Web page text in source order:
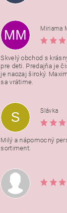
Vložením
podmienkami
MM
Miriama
Skvelý obchod s
pre deti. Predajňa je
je naozaj široký.
sa vrátime.
S
Slávka
Milý a nápomocný
sortiment.